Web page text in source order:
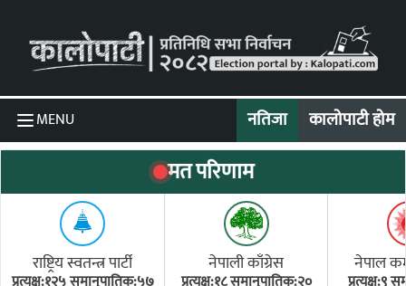
MENU नतिजा कालोपाटी होम
मत परिणाम
राष्ट्रिय स्वतन्त्र पार्टी नेपाली काँग्रेस नेपाल